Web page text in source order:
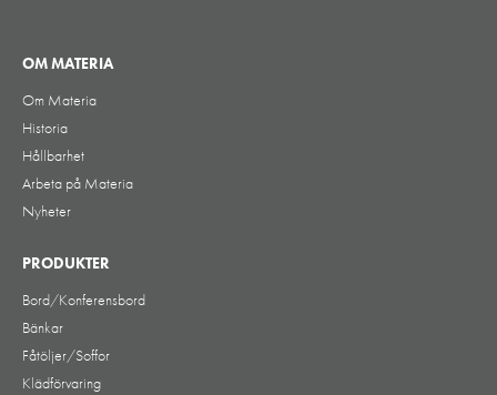
OM MATERIA
Om Materia
Historia
Hållbarhet
Arbeta på Materia
Nyheter
PRODUKTER
Bord/Konferensbord
Bänkar
Fåtöljer/Soffor
Klädförvaring